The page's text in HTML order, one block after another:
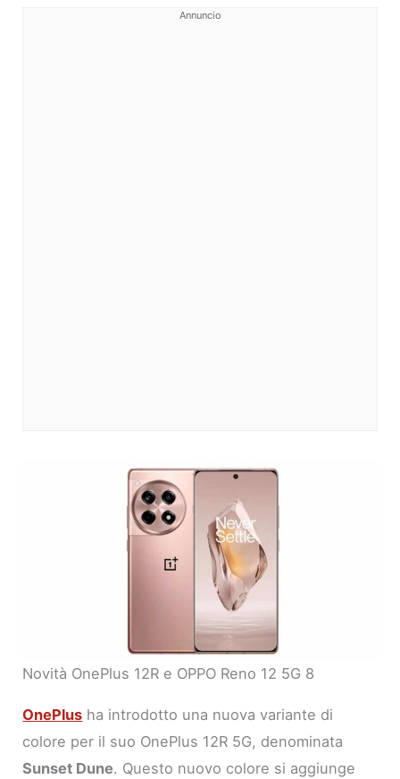
Annuncio
Novità OnePlus 12R e OPPO Reno 12 5G 8
OnePlus ha introdotto una nuova variante di
colore per il suo OnePlus 12R 5G, denominata
Sunset Dune. Questo nuovo colore si aggiunge